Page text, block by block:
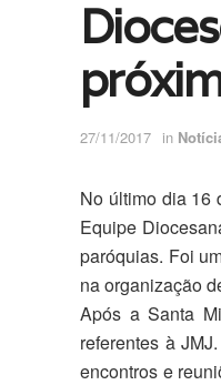
27/11/2017 in
No último dia 16
Equipe
paróquias. Foi
na organização
Após a Santa
referentes à
encontros e